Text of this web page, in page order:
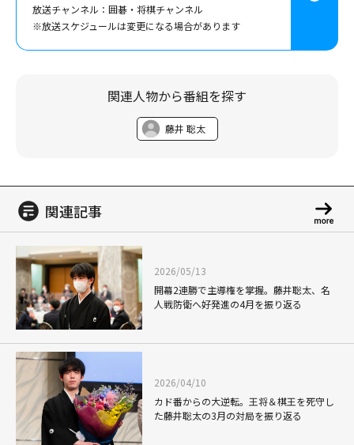
放送チャンネル：囲碁・将棋チャンネル
※放送スケジュールは変更になる場合があります
関連人物から番組を探す
藤井 聡太
関連記事
2026/05/13
開幕2連勝で主導権を掌握。藤井聡太、名
人戦防衛へ好発進の4月を振り返る
2026/04/10
カド番からの大逆転。王将＆棋王を死守し
た藤井聡太の3月の対局を振り返る